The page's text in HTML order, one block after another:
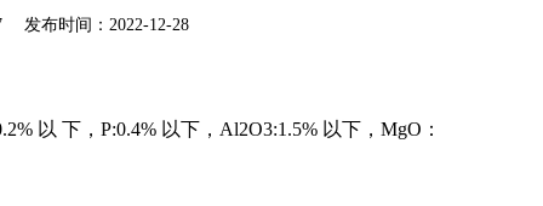
布时间：2022-12-28
以 下，P:0.4% 以下，Al2O3:1.5% 以下，MgO：